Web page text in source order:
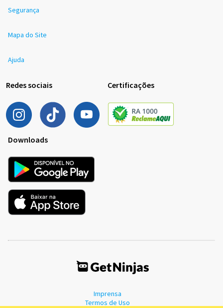
Segurança
Mapa do Site
Ajuda
Redes sociais Certificações
Downloads
Imprensa
Termos de Uso